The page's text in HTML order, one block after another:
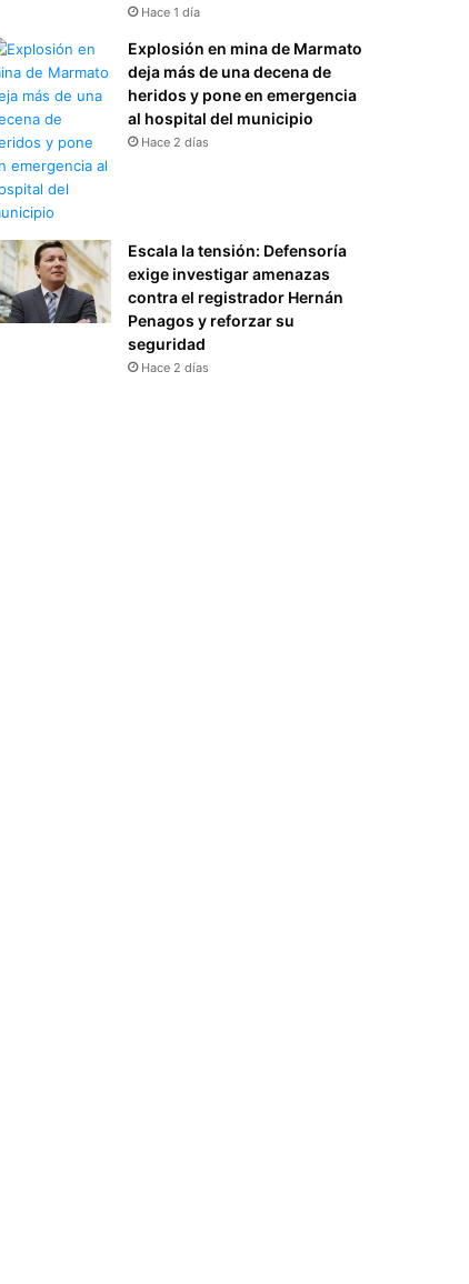
Hace 1 día
Explosión en mina de Marmato
deja más de una decena de
heridos y pone en emergencia
al hospital del municipio
Hace 2 días
Escala la tensión: Defensoría
exige investigar amenazas
contra el registrador Hernán
Penagos y reforzar su
seguridad
Hace 2 días